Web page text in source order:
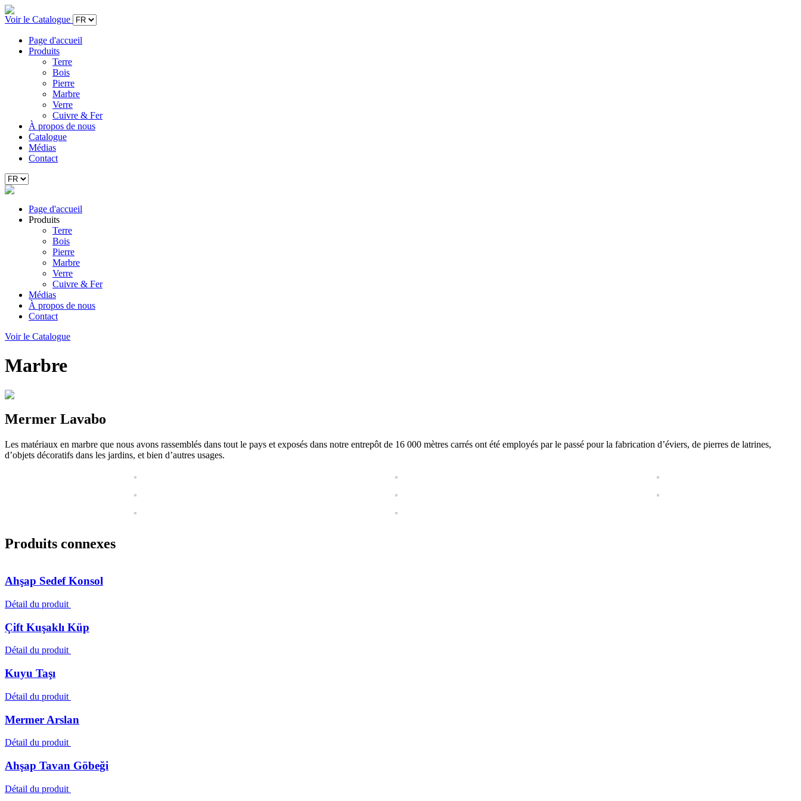
Voir le Catalogue
Page d'accueil
Produits
Terre
Bois
Pierre
Marbre
Verre
Cuivre & Fer
À propos de nous
Catalogue
Médias
Contact
Page d'accueil
Produits
Terre
Bois
Pierre
Marbre
Verre
Cuivre & Fer
Médias
À propos de nous
Contact
Voir le Catalogue
Marbre
Mermer Lavabo
Les matériaux en marbre que nous avons rassemblés dans tout le pays et exposés dans notre entrepôt de 16 000 mètres carrés ont été employés par le passé pour la fabrication d’éviers, de pierres de latrines,
d’objets décoratifs dans les jardins, et bien d’autres usages.
Produits connexes
Ahşap Sedef Konsol
Détail du produit
Çift Kuşaklı Küp
Détail du produit
Kuyu Taşı
Détail du produit
Mermer Arslan
Détail du produit
Ahşap Tavan Göbeği
Détail du produit